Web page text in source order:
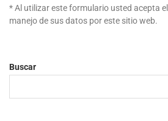
* Al utilizar este formulario usted acepta
manejo de sus datos por este sitio web.
Buscar